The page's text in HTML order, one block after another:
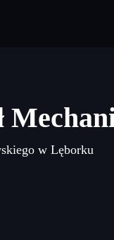
w Lęborku